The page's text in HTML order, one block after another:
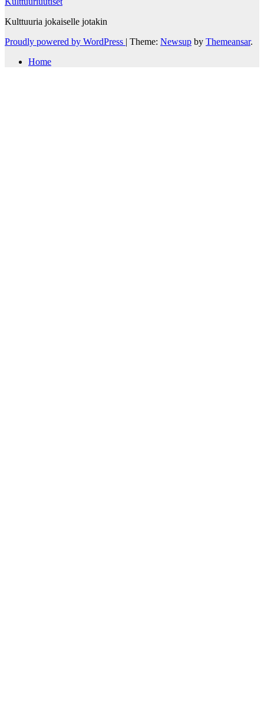
Kulttuuria jokaiselle jotakin
Proudly powered by WordPress | Theme: Newsup by Themeansar.
Home